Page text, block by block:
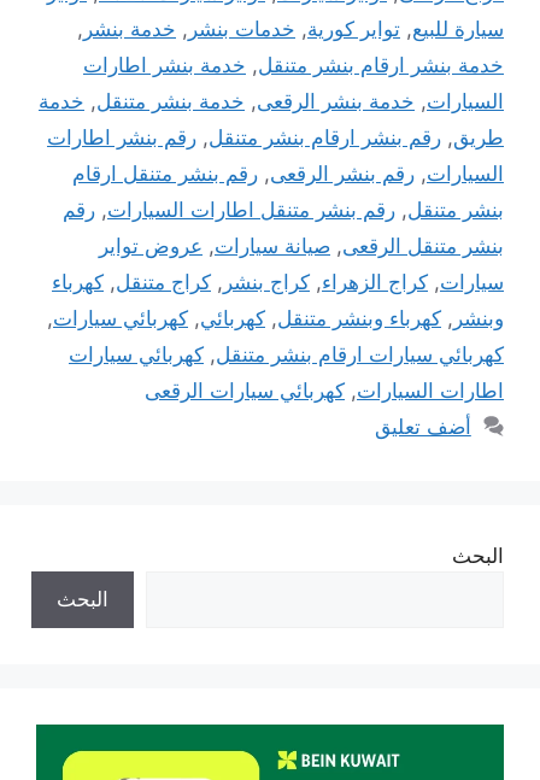
سيارة للبيع, تواير كورية, خدمات بنشر , خدمة بنشر ,
خدمة بنشر ارقام بنشر متنقل, خدمة بنشر اطارات
السيارات, خدمة بنشر الرقعى, خدمة بنشر متنقل, خدمة
طريق, رقم بنشر ارقام بنشر متنقل, رقم بنشر اطارات
السيارات, رقم بنشر الرقعى, رقم بنشر متنقل ارقام
بنشر متنقل, رقم بنشر متنقل اطارات السيارات, رقم
بنشر متنقل الرقعى, صيانة سيارات, عروض تواير
سيارات, كراج الزهراء, كراج بنشر , كراج متنقل, كهرباء
وبنشر , كهرباء وبنشر متنقل, كهربائي, كهربائي سيارات,
كهربائي سيارات ارقام بنشر متنقل, كهربائي سيارات
اطارات السيارات, كهربائي سيارات الرقعى
أضف تعليق
البحث
البحث